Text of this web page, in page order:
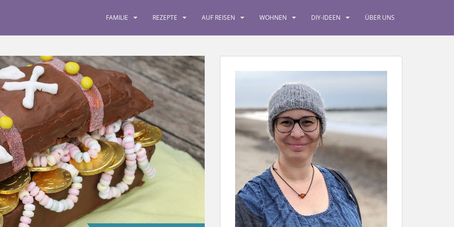
FAMILIE REZEPTE AUF REISEN WOHNEN DIY-IDEEN ÜBER UNS